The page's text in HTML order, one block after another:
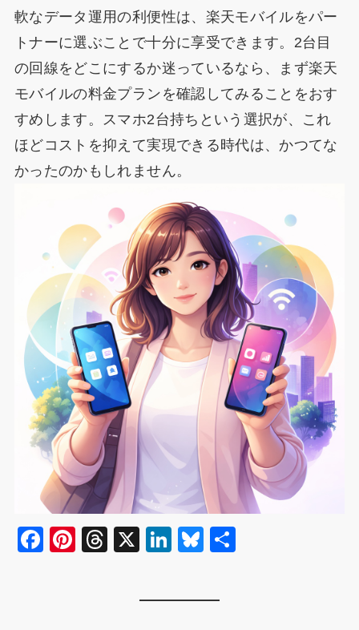
軟なデータ運用の利便性は、楽天モバイルをパー
トナーに選ぶことで十分に享受できます。2台目
の回線をどこにするか迷っているなら、まず楽天
モバイルの料金プランを確認してみることをおす
すめします。スマホ2台持ちという選択が、これ
ほどコストを抑えて実現できる時代は、かつてな
かったのかもしれません。
F
Pi
T
X
Li
Bl